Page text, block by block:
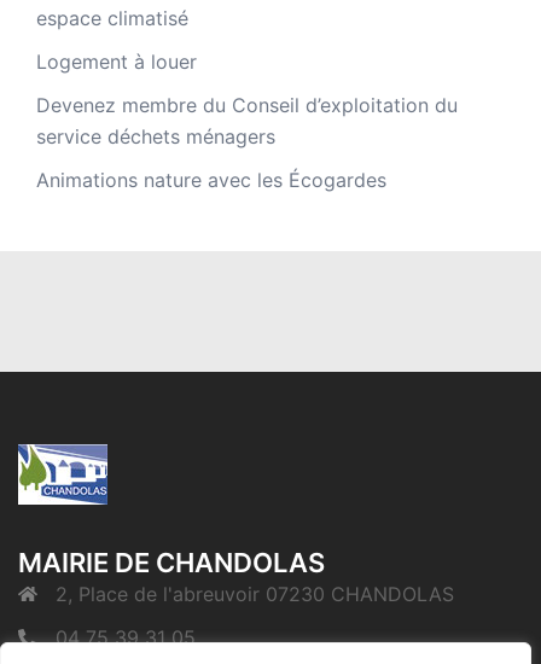
espace climatisé
Logement à louer
Devenez membre du Conseil d’exploitation du
service déchets ménagers
Animations nature avec les Écogardes
MAIRIE DE CHANDOLAS
2, Place de l'abreuvoir 07230 CHANDOLAS
04 75 39 31 05